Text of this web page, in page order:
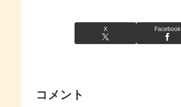
X Facebook
コメント